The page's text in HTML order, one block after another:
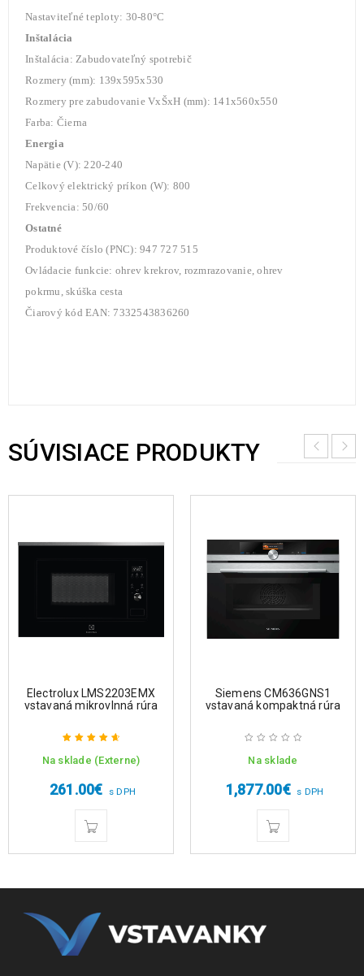
Nastaviteľné teploty: 30-80°C
Inštalácia
Inštalácia: Zabudovateľný spotrebič
Rozmery (mm): 139x595x530
Rozmery pre zabudovanie VxŠxH (mm): 141x560x550
Farba: Čierna
Energia
Napätie (V): 220-240
Celkový elektrický príkon (W): 800
Frekvencia: 50/60
Ostatné
Produktové číslo (PNC): 947 727 515
Ovládacie funkcie: ohrev krekrov, rozmrazovanie, ohrev
pokrmu, skúška cesta
Čiarový kód EAN: 7332543836260
SÚVISIACE PRODUKTY
Electrolux LMS2203EMX
vstavaná mikrovlnná rúra
Hodnotenie
Na sklade (Externe)
261.00€ s DPH
Siemens CM636GNS1
vstavaná kompaktná rúra
Na sklade
1,877.00€ s DPH